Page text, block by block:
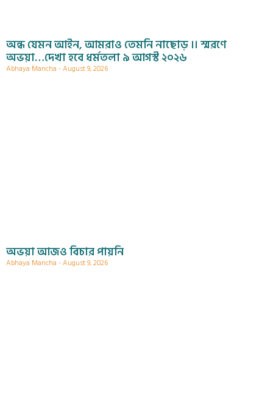
অন্ধ যেমন আইন, আমরাও তেমনি নাছোড় ।। স্মরণে
অভয়া…দেখা হবে ধর্মতলা ৯ আগস্ট ২০২৬
Abhaya Mancha August 9, 2026
অভয়া আজও বিচার পায়নি
Abhaya Mancha August 9, 2026